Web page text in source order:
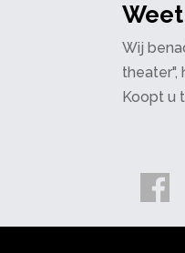
Wij
theater",
Koopt u